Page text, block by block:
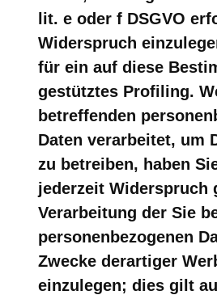
lit. e oder f DSGVO
Widerspruch
für ein auf diese
gestütztes Profiling.
betreffenden
Daten verarbeitet, um
zu betreiben, haben
jederzeit Widerspruch
Verarbeitung der Sie
personenbezogenen
Zwecke derartiger
einzulegen; dies gilt